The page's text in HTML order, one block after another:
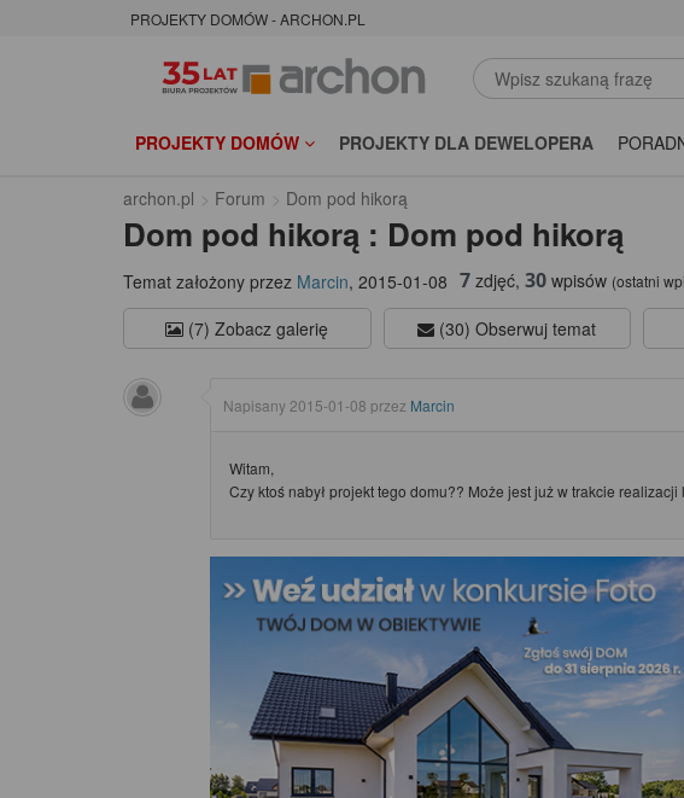
PROJEKTY DOMÓW - ARCHON.PL
PROJEKTY DOMÓW PROJEKTY DLA DEWELOPERA
archon.pl Forum Dom pod hikorą
Dom pod hikorą : Dom pod hikorą
Temat założony przez Marcin, 2015-01-08 7 zdjęć, 30 wpisów (ostatni
(7) Zobacz galerię (30) Obserwuj temat
Napisany 2015-01-08 przez Marcin
Witam,
Czy ktoś nabył projekt tego domu?? Może jest już w trakcie